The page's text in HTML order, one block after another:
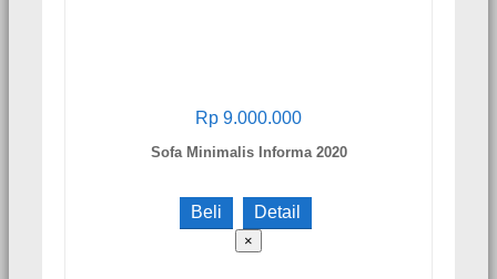
Rp 9.000.000
Sofa Minimalis Informa 2020
Beli Detail
×